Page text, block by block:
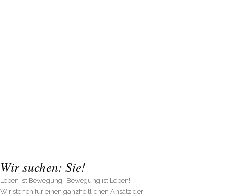
Wir suchen: Sie!
Leben ist Bewegung- Bewegung ist Leben!
Wir stehen für einen ganzheitlichen Ansatz der